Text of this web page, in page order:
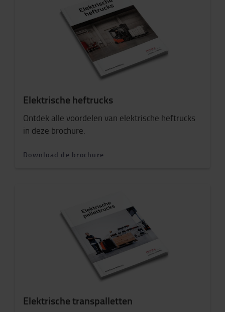
Elektrische heftrucks
Ontdek alle voordelen van elektrische heftrucks
in deze brochure.
Download de brochure
Elektrische transpalletten